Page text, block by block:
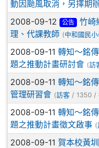
動因颱風取消，另擇期
2008-09-12 公告
竹崎
理、代課教師 (中和國民
2008-09-11 轉知～銘
題之推動計畫研討會 (訪
2008-09-11 轉知～銘
管理研習會 (訪客 / 1350 /
2008-09-11 轉知～銘
題之推動計畫徵文啟事 (
2008-09-11 賀本校黃